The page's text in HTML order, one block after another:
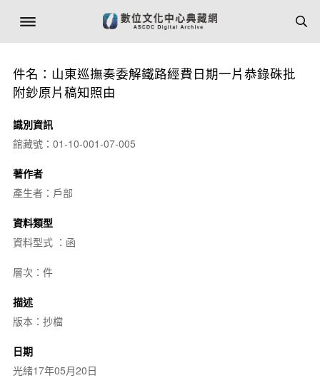
件名：山東巡撫奏委解鐵路經費日期一片恭錄硃批
附鈔原片稿知照由
識別資訊
館藏號：01-10-001-07-005
著作者
產生者：戶部
資料類型
資料型式 ：函
層次：件
描述
版本：抄檔
日期
光緒17年05月20日